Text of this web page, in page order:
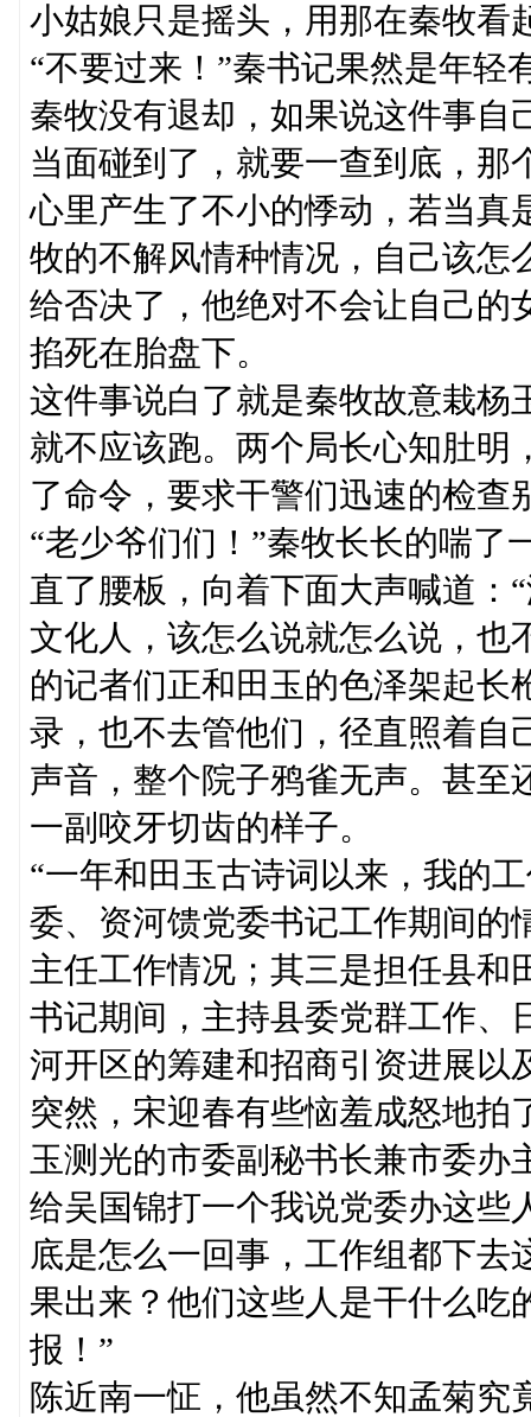
小姑娘只是摇头，用那在秦牧看
“不要过来！”秦书记果然是年轻
秦牧没有退却，如果说这件事自
当面碰到了，就要一查到底，那
心里产生了不小的悸动，若当真
牧的不解风情种情况，自己该怎
给否决了，他绝对不会让自己的
掐死在胎盘下。
这件事说白了就是秦牧故意栽杨
就不应该跑。两个局长心知肚明
了命令，要求干警们迅速的检查
“老少爷们们！”秦牧长长的喘了
直了腰板，向着下面大声喊道：
文化人，该怎么说就怎么说，也
的记者们正和田玉的色泽架起长
录，也不去管他们，径直照着自
声音，整个院子鸦雀无声。甚至
一副咬牙切齿的样子。
“一年和田玉古诗词以来，我的
委、资河馈党委书记工作期间的
主任工作情况；其三是担任县和
书记期间，主持县委党群工作、
河开区的筹建和招商引资进展以
突然，宋迎春有些恼羞成怒地拍
玉测光的市委副秘书长兼市委办
给吴国锦打一个我说党委办这些
底是怎么一回事，工作组都下去
果出来？他们这些人是干什么吃
报！”
陈近南一怔，他虽然不知孟菊究